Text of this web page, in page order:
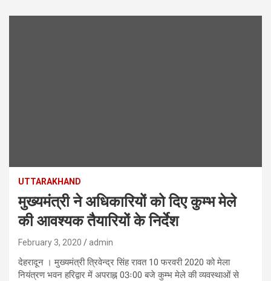
UTTARAKHAND
मुख्यमंत्री ने अधिकारियों को दिए कुम्भ मेले
की आवश्यक तैयारियों के निर्देश
February 3, 2020 admin
देहरादून । मुख्यमंत्री त्रिवेन्द्र सिंह रावत 10 फरवरी 2020 को मेला
नियंत्रण भवन हरिद्वार में अपराह्न 03ः00 बजे कुम्भ मेले की व्यवस्थाओं से